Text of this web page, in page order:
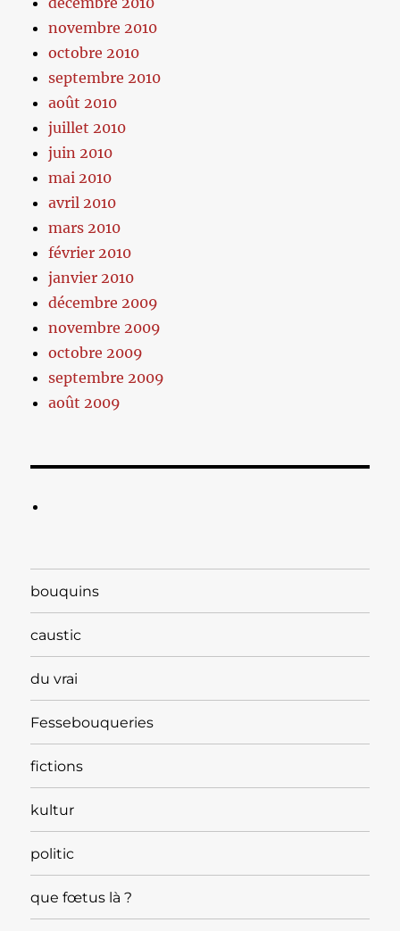
novembre 2010
octobre 2010
septembre 2010
août 2010
juillet 2010
juin 2010
mai 2010
avril 2010
mars 2010
février 2010
janvier 2010
décembre 2009
novembre 2009
octobre 2009
septembre 2009
août 2009
bouquins
caustic
du vrai
Fessebouqueries
fictions
kultur
politic
que fœtus là ?